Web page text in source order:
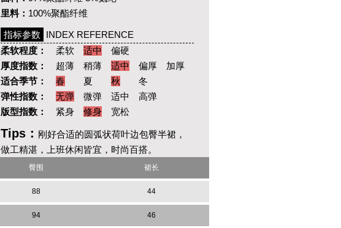
里料： 100%聚酯纤维
指标参数
INDEX REFERENCE
柔软程度：
柔软 适中
偏硬
厚度指数：
超薄 稍薄 适中 偏厚
加厚
适合季节：
春 夏 秋
冬
弹性指数：
无弹 微弹 适中
高弹
版型指数：
紧身 修身 宽松
Tips： 刚好合适的圆弧状荷叶边包臀半裙，
做工精湛，上班休闲皆宜，时尚百搭。
臀围 裙长
88 44
94 46